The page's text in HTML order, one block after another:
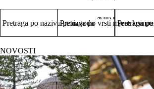
Pretraga po nazivu proizvoda
search
Pretraga po vrsti mjerePretraga
NOVOSTI